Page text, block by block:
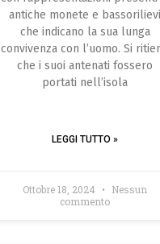
antiche monete e bassorilievi
che indicano la sua lunga
convivenza con l’uomo. Si
che i suoi antenati fossero
portati nell’isola
LEGGI TUTTO »
Ottobre 18, 2024
Nessun
commento